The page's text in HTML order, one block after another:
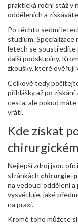
praktická roční stáž v
odděleních a
Po těchto sedmi
studium.
letech se soustředíte
další podskupiny.
zkoušky, které
Celkově tedy
přihlášky až po
cesta, ale pokud máte
vrátí.
Kde získat
Nejlepší zdroj jsou
stránkách chirurgie-
na vedoucí oddělení
vysvětluje, jaké
na praxi.
Kromě toho můžete